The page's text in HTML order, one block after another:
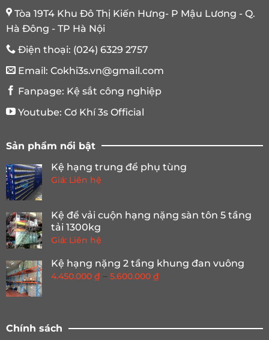
Tòa 19T4 Khu Đô Thị Kiến Hưng- P Mậu Lương - Q.
Hà Đông - TP Hà Nội
Điện thoại: (024) 6329 2757
Email: Cokhi3s.vn@gmail.com
Fanpage: Kệ sắt công nghiệp
Youtube: Cơ Khí 3s Official
Sản phẩm nổi bật
Kệ hạng trung để phụ tùng
Giá: Liên hệ
Kệ để vải cuộn hạng nặng sàn tôn 5 tầng
tải 1300kg
Giá: Liên hệ
Kệ hạng nặng 2 tầng khung đan vuông
4.450.000 ₫ – 5.600.000 ₫Khoảng
đến
Chính sách